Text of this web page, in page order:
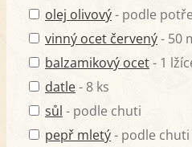
olej olivový- podle
vinný ocet červený- 50
balzamikový ocet- 1
datle- 8 ks
sůl - podle chuti
pepř mletý- podle chuti